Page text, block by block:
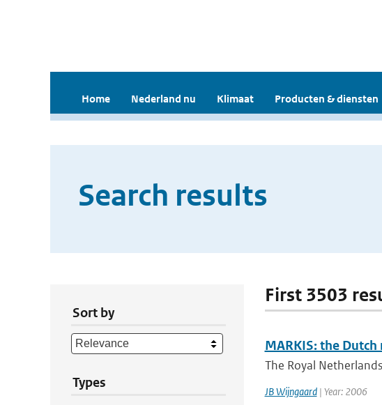
Home Nederland nu Klimaat Producten & diensten
Search results
Sort by
Types
First 3503
MARKIS: the
The Royal
JB Wijngaard| Year: 2006